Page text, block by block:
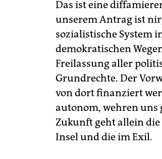
Das ist eine
unserem Antrag ist
sozialistische System
demokratischen
Freilassung aller
Grundrechte. Der
von dort finanziert
autonom, wehren uns
Zukunft geht allein
Insel und die im Exil.